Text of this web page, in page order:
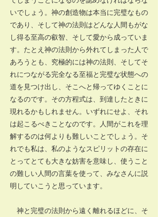
いでしょう。神の創造物は本当に完璧なもの
であり、そして神の法則はどんな人間もがな
し得る至高の叡智、そして愛から成っていま
す。たとえ神の法則から外れてしまった人で
あろうとも、究極的には神の法則、そしてそ
れにつながる完全なる至福と完璧な状態への
道を見つけ出し、そこへと帰ってゆくことに
なるのです。その方程式は、到達したときに
現れるかもしれません。いずれにせよ、それ
は起こるべきことなのです。人間がこれを理
解するのは何よりも難しいことでしょう。そ
れでも私は、私のようなスピリットの存在に
とってとても大きな妨害を意味し、使うこと
の難しい人間の言葉を使って、みなさんに説
明していこうと思っています。
神と完璧の法則から遠く離れるほどに、そ